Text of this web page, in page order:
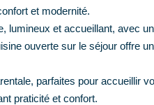
et modernité.
lumineux et accueillant, avec
ouverte sur le séjour offre
parfaites pour accueillir
praticité et confort.